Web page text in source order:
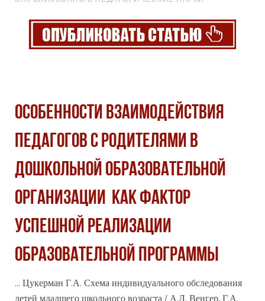
ОСОБЕННОСТИ ВЗАИМОДЕЙСТВИЯ
ПЕДАГОГОВ С РОДИТЕЛЯМИ В
ДОШКОЛЬНОЙ ОБРАЗОВАТЕЛЬНОЙ
ОРГАНИЗАЦИИ КАК ФАКТОР
УСПЕШНОЙ РЕАЛИЗАЦИИ
ОБРАЗОВАТЕЛЬНОЙ ПРОГРАММЫ
... Цукерман Г.А. Схема индивидуального обследования